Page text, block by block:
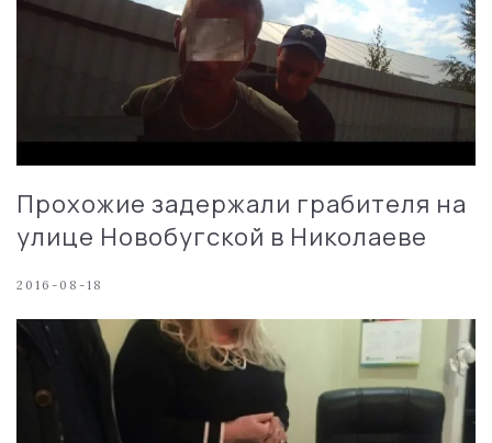
Прохожие задержали грабителя на
улице Новобугской в Николаеве
2016-08-18